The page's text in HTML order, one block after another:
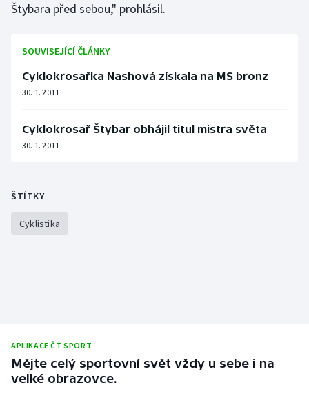
Ragby
Rychlobruslení
Rychlostní kanoistika
Sportovní střelba
Triatlon
Ostatní
Štybara před sebou," prohlásil.
SOUVISEJÍCÍ ČLÁNKY
Cyklokrosařka Nashová získala na MS bronz
30. 1. 2011
Cyklokrosař Štybar obhájil titul mistra světa
30. 1. 2011
ŠTÍTKY
Cyklistika
APLIKACE ČT SPORT
Mějte celý sportovní svět vždy u sebe i na
velké obrazovce.